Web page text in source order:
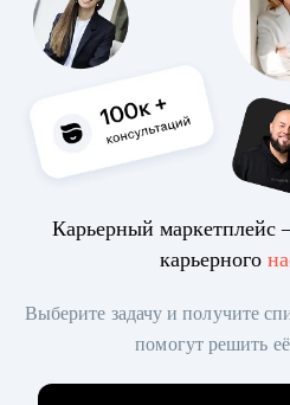
Карьерный маркетплейс
карьерного
Выберите задачу и получите
помогут решить